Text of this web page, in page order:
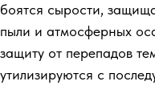
боятся сырости,
пыли и атмосферных
защиту от перепадов
утилизируются с